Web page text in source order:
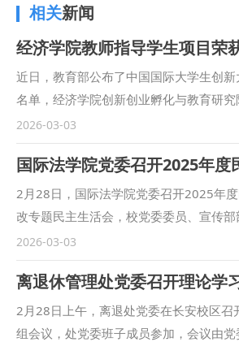
相关新闻
近日，教育部公布了中国国际大学生创
名单，经济学院创新创业孵化与教育研
贸易系段琳老师（第一指导教师）指导的
偶，法链‘星芽'——针对中小学生的全链
程”荣获本届国赛主赛道铜奖。 该项目由
同参与，彰显了我校教师跨学科联合指
作的强大势能，充分体现了《创新创业
果，以及我校多学科融合发展的新文科教
经济学院作为陕西省首批创新创业试点
新创业教育工作，承担全校《创新创业基
型学生赛事的组织，多年深耕创新创业教
域，多次获得国家及省级重大创新创业赛
2026-03-03
2月28日，国际法学院党委召开2025年
改专题民主生活会，校党委委员、宣传部
学院全体班子成员参加会议，学院党委书
学院党委班子高度重视，会前深入开展
见建议，认真剖析反面典型案例，全面查
李立通报了学院深入贯彻中央八项规定精
情况、2024年度民主生活会整改落实情
2026-03-03
离退休管理处党委召开理论学
2月28日上午，离退处党委在长安校区召
组会议，处党委班子成员参加，会议由党